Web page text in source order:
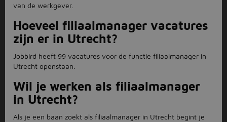
van de werkgever.
Hoeveel filiaalmanager vacatures
zijn er in Utrecht?
Jobbird heeft 99 vacatures voor de functie filiaalmanager in
Utrecht openstaan.
Wil je werken als filiaalmanager
in Utrecht?
Als je een baan zoekt als filiaalmanager in Utrecht begint je